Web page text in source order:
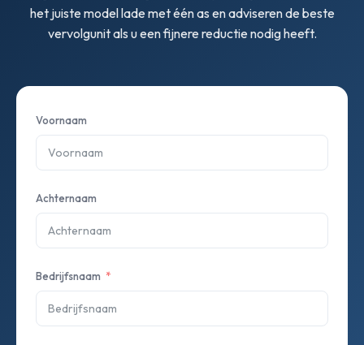
het juiste model lade met één as en adviseren de beste
vervolgunit als u een fijnere reductie nodig heeft.
Voornaam
Achternaam
Bedrijfsnaam